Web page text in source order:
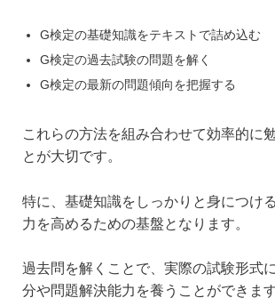
G検定の基礎知識をテキストで詰め込む
G検定の過去試験の問題を解く
G検定の最新の問題傾向を把握する
これらの方法を組み合わせて効率的に
とが大切です。
特に、基礎知識をしっかりと身につけ
力を高めるための基盤となります。
過去問を解くことで、実際の試験形式
分や問題解決能力を養うことができます